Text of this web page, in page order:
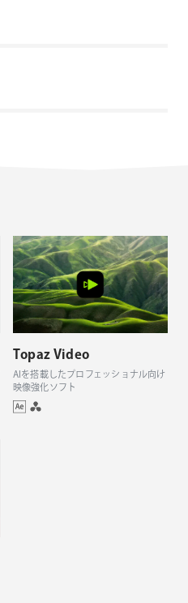
Topaz Video
AIを搭載したプロフェッショナル向け
映像強化ソフト